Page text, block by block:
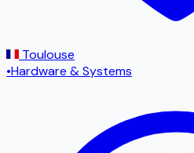
Toulouse
•Hardware & Systems